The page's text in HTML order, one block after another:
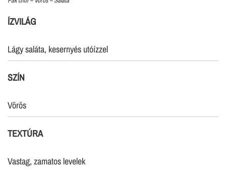
ÍZVILÁG
Lágy saláta, kesernyés utóízzel
SZÍN
Vörös
TEXTÚRA
Vastag, zamatos levelek